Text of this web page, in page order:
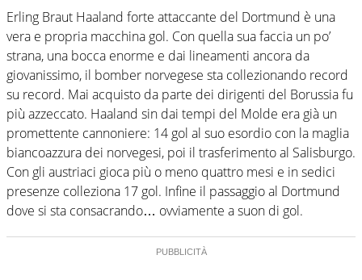
Erling Braut Haaland forte attaccante del Dortmund è una
vera e propria macchina gol. Con quella sua faccia un po’
strana, una bocca enorme e dai lineamenti ancora da
giovanissimo, il bomber norvegese sta collezionando record
su record. Mai acquisto da parte dei dirigenti del Borussia fu
più azzeccato. Haaland sin dai tempi del Molde era già un
promettente cannoniere: 14 gol al suo esordio con la maglia
biancoazzura dei norvegesi, poi il trasferimento al Salisburgo.
Con gli austriaci gioca più o meno quattro mesi e in sedici
presenze colleziona 17 gol. Infine il passaggio al Dortmund
dove si sta consacrando… ovviamente a suon di gol.